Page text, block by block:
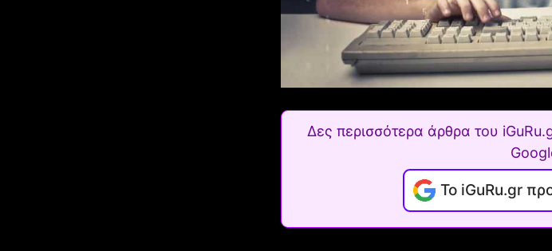
Δες περισσότερα άρθρα του
Το iGuRu.gr